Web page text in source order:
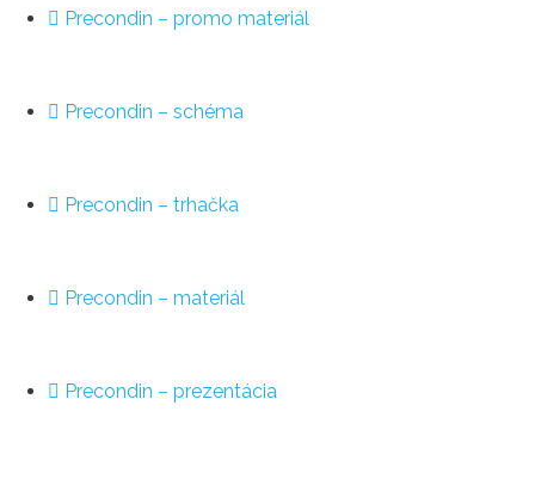
Precondin – promo materiál
Precondin – schéma
Precondin – trhačka
Precondin – materiál
Precondin – prezentácia